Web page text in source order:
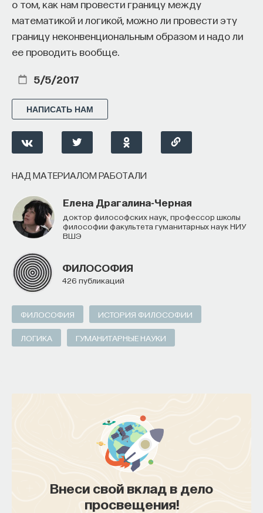
о том, как нам провести границу между
математикой и логикой, можно ли провести эту
границу неконвенциональным образом и надо ли
ее проводить вообще.
5/5/2017
НАПИСАТЬ НАМ
НАД МАТЕРИАЛОМ РАБОТАЛИ
Елена Драгалина-Черная
доктор философских наук, профессор школы
философии факультета гуманитарных наук НИУ
ВШЭ
ФИЛОСОФИЯ
426 публикаций
ФИЛОСОФИЯ ИСТОРИЯ ФИЛОСОФИИ
ЛОГИКА ГУМАНИТАРНЫЕ НАУКИ
Внеси свой вклад в дело
просвещения!